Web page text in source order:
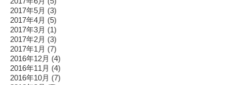
2017年5月 (3)
2017年4月 (5)
2017年3月 (1)
2017年2月 (3)
2017年1月 (7)
2016年12月 (4)
2016年11月 (4)
2016年10月 (7)